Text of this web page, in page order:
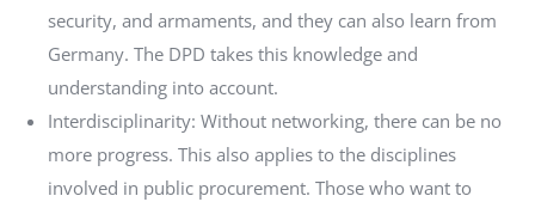
security, and armaments, and they can also learn from
Germany. The DPD takes this knowledge and
understanding into account.
Interdisciplinarity: Without networking, there can be no
more progress. This also applies to the disciplines
involved in public procurement. Those who want to